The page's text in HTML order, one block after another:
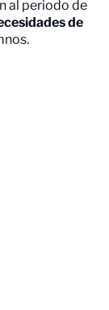
al periodo de
de